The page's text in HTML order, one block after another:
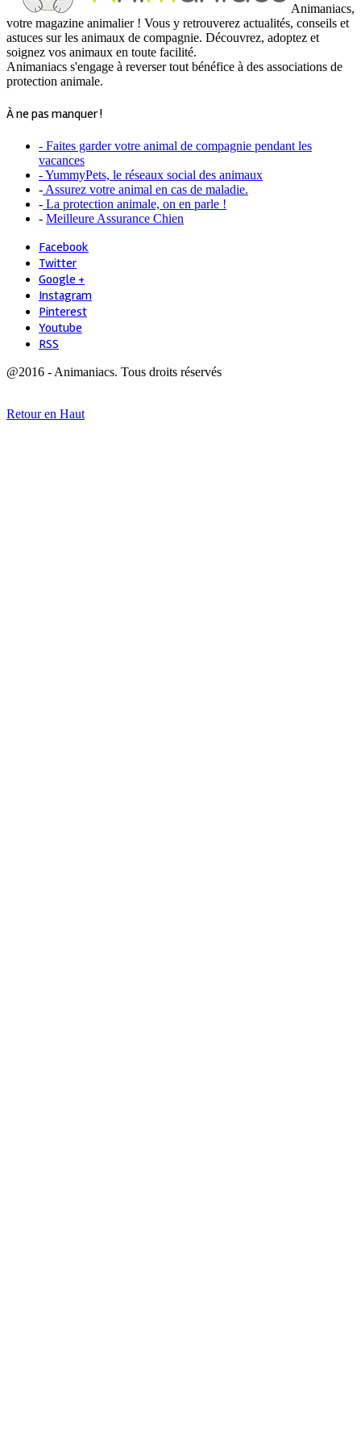
Animaniacs,
votre magazine animalier ! Vous y retrouverez actualités, conseils et
astuces sur les animaux de compagnie. Découvrez, adoptez et
soignez vos animaux en toute facilité.
Animaniacs s'engage à reverser tout bénéfice à des associations de
protection animale.
À ne pas manquer !
- Faites garder votre animal de compagnie pendant les
vacances
- YummyPets, le réseaux social des animaux
- Assurez votre animal en cas de maladie.
- La protection animale, on en parle !
- Meilleure Assurance Chien
Facebook
Twitter
Google +
Instagram
Pinterest
Youtube
RSS
@2016 - Animaniacs. Tous droits réservés
Retour en Haut